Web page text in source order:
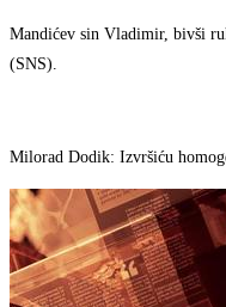
Mandićev sin Vladimir, bivši
(SNS).
Milorad Dodik: Izvršiću